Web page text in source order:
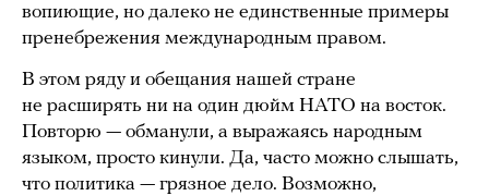
вопиющие, но далеко не единственные примеры
пренебрежения международным правом.
В этом ряду и обещания нашей стране
не расширять ни на один дюйм НАТО на восток.
Повторю — обманули, а выражаясь народным
языком, просто кинули. Да, часто можно слышать,
что политика — грязное дело. Возможно,